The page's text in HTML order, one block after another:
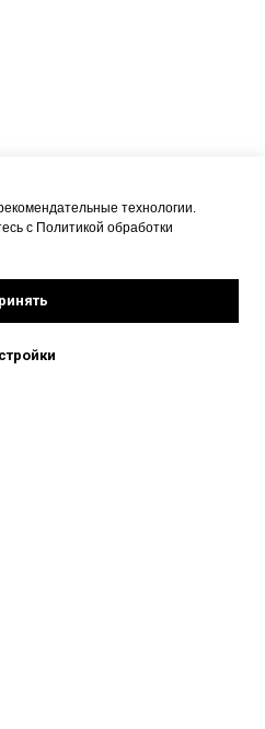
технологии.
с Политикой обработки